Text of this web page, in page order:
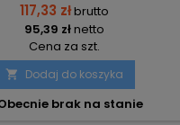
117,33 złbrutto
95,39 złnetto
Cena za szt.
 Dodaj do koszyka
brak na stanie